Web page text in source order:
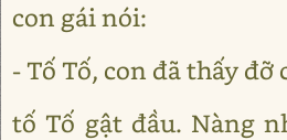
con gái nói:
- Tố Tố, con đã thấy đỡ
tố Tố gật đầu. Nàng